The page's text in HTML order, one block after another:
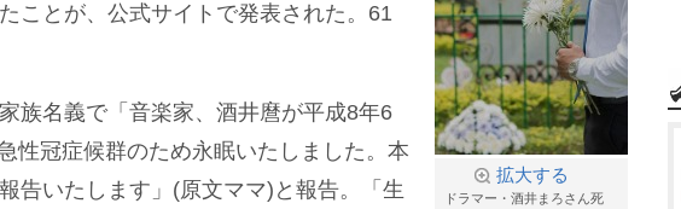
拡大する
ドラマー・酒井まろさん死
ことが、公式サイトで発表された。61
族名義で「音楽家、酒井麿が平成8年6
性冠症候群のため永眠いたしました。本
告いたします」(原文ママ)と報告。「生